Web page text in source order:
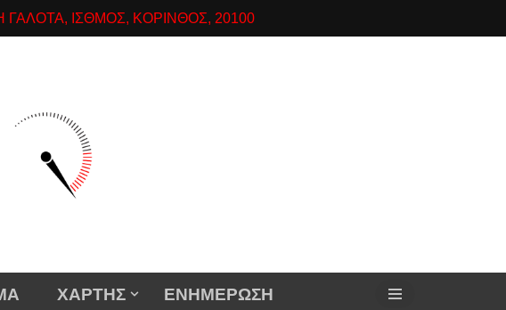
ΓΑΛΟΤΑ, ΙΣΘΜΟΣ, ΚΟΡΙΝΘΟΣ, 20100
ΧΑΡΤΗΣ ΕΝΗΜΕΡΩΣΗ